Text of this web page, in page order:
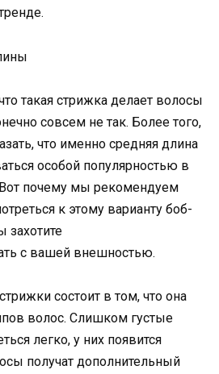
такая стрижка делает волосы
совсем не так. Более того,
что именно средняя длина
особой популярностью в
почему мы рекомендуем
к этому варианту боб-
захотите
с вашей внешностью.
состоит в том, что она
волос. Слишком густые
легко, у них появится
получат дополнительный